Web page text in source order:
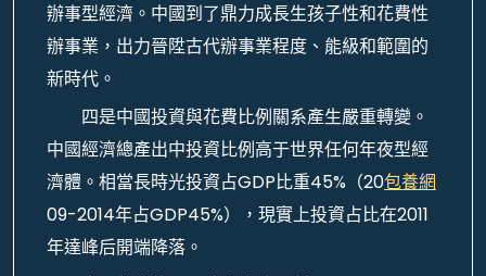
辦事型經濟。中國到了鼎力成長生孩子性和花費性
辦事業，出力晉陞古代辦事業程度、能級和範圍的
新時代。
四是中國投資與花費比例關系產生嚴重轉變。
中國經濟總產出中投資比例高于世界任何年夜型經
濟體。相當長時光投資占GDP比重45%（20包養網
09-2014年占GDP45%），現實上投資占比在2011
年達峰后開端降落。